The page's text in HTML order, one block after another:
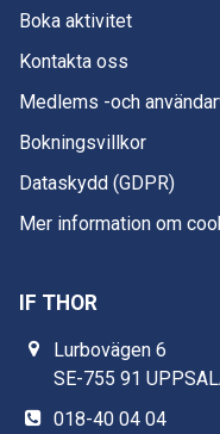
Boka aktivitet
Kontakta oss
Medlems -och
Bokningsvillkor
Dataskydd (GDPR)
Mer information om
IF THOR
Lurbovägen 6
SE-755 91
018-40 04 04